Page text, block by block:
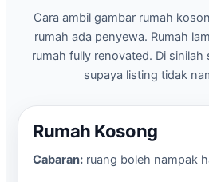
Cara ambil gambar rumah
rumah ada penyewa. Rumah
rumah fully renovated. Di
supaya listing tidak
Rumah Kosong
Cabaran: ruang boleh nampak